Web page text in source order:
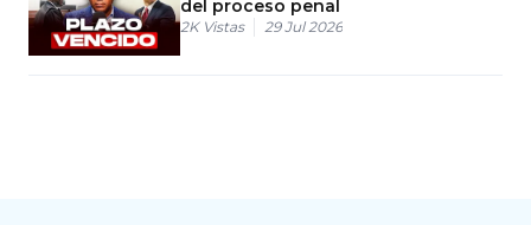
del proceso penal
2K Vistas 29 Jul 2026